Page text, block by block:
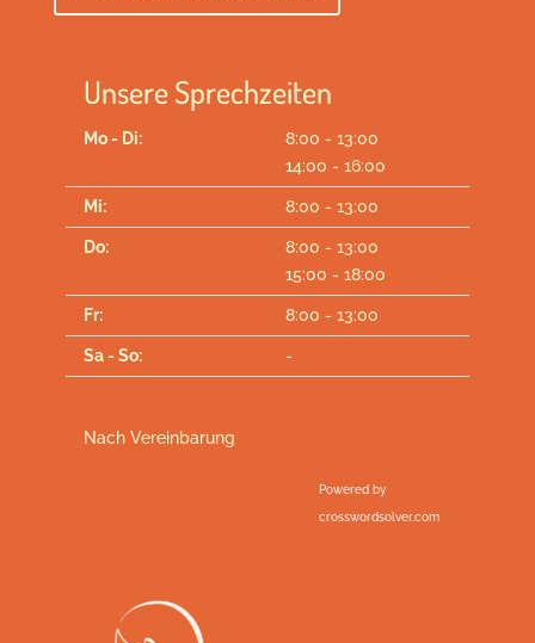
Unsere Sprechzeiten
Mo - Di:
8:00 - 13:00
14:00 - 16:00
Mi: 8:00 - 13:00
Do:
8:00 - 13:00
15:00 - 18:00
Fr: 8:00 - 13:00
Sa - So: -
Nach Vereinbarung
Powered by
crosswordsolver.com